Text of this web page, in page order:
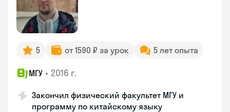
5 от 1590 ₽ за урок 5 лет опыта
МГУ • 2016 г.
Закончил физический факультет МГУ и
программу по китайскому языку